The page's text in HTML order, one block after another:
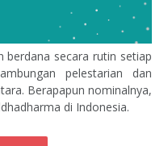
berdana secara rutin setiap
pelestarian dan
Berapapun nominalnya,
di Indonesia.